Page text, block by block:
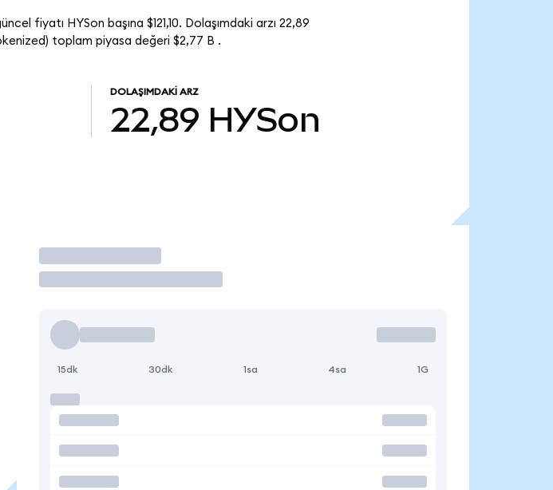
fiyatı HYSon başına $121,10. Dolaşımdaki arzı 22,89
toplam piyasa değeri $2,77 B .
DOLAŞIMDAKI ARZ
22,89 HYSon
İşlem Yap
15dk 30dk 1sa 4sa 1G